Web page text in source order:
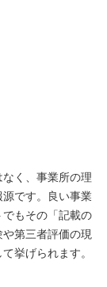
く、事業所の理
です。良い事業
もその「記載の
第三者評価の現
挙げられます。